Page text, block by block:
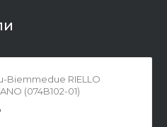
Biemmedue RIELLO
(074B102-01)